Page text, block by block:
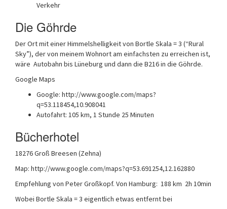
Verkehr
Die Göhrde
Der Ort mit einer Himmelshelligkeit von Bortle Skala = 3 (“Rural
Sky”), der von meinem Wohnort am einfachsten zu erreichen ist,
wäre Autobahn bis Lüneburg und dann die B216 in die Göhrde.
Google Maps
Google: http://www.google.com/maps?
q=53.118454,10.908041
Autofahrt: 105 km, 1 Stunde 25 Minuten
Bücherhotel
18276 Groß Breesen (Zehna)
Map: http://www.google.com/maps?q=53.691254,12.162880
Empfehlung von Peter Großkopf. Von Hamburg: 188 km 2h 10min
Wobei Bortle Skala = 3 eigentlich etwas entfernt bei